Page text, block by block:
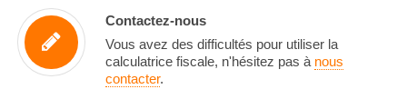
Contactez-nous
Vous avez des difficultés pour utiliser la
calculatrice fiscale, n'hésitez pas à nous
contacter.